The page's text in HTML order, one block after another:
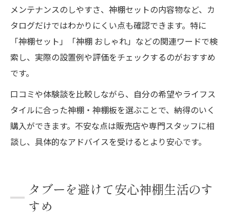
メンテナンスのしやすさ、神棚セットの内容物など、カ
タログだけではわかりにくい点も確認できます。特に
「神棚セット」「神棚 おしゃれ」などの関連ワードで検
索し、実際の設置例や評価をチェックするのがおすすめ
です。
口コミや体験談を比較しながら、自分の希望やライフス
タイルに合った神棚・神棚板を選ぶことで、納得のいく
購入ができます。不安な点は販売店や専門スタッフに相
談し、具体的なアドバイスを受けるとより安心です。
タブーを避けて安心神棚生活のす
すめ